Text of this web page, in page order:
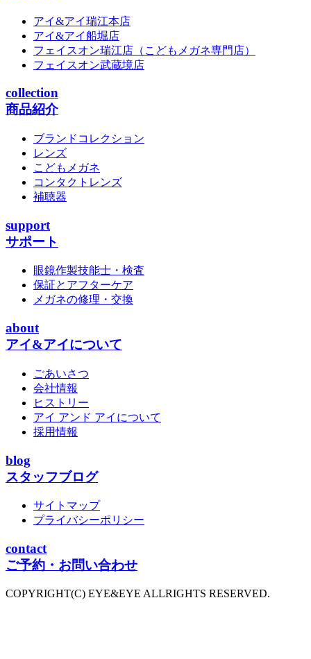
アイ&アイ瑞江本店
アイ&アイ船堀店
フェイスオン瑞江店 （こどもメガネ専門店）
フェイスオン武蔵境店
collection
商品紹介
ブランドコレクション
レンズ
こどもメガネ
コンタクトレンズ
補聴器
support
サポート
眼鏡作製技能士・検査
保証とアフターケア
メガネの修理・交換
about
アイ&アイについて
ごあいさつ
会社情報
ヒストリー
アイ アンド アイについて
採用情報
blog
スタッフブログ
サイトマップ
プライバシーポリシー
contact
ご予約・お問い合わせ
COPYRIGHT(C) EYE&EYE ALLRIGHTS RESERVED.